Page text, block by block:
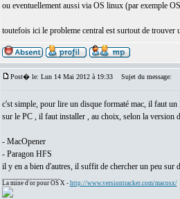
ou eventuellement aussi via OS linux (par exemple
toutefois ici le probleme central est surtout de trouver
Post� le: Lun 14 Mai 2012 à 19:33 Sujet du message:
c'st simple, pour lire un disque formaté mac, il faut un
sur le PC , il faut installer , au choix, selon la version
- MacOpener
- Paragon HFS
il y en a bien d'autres, il suffit de chercher un peu sur
La mine d'or pour OS X - http://www.versiontracker.com/macosx/